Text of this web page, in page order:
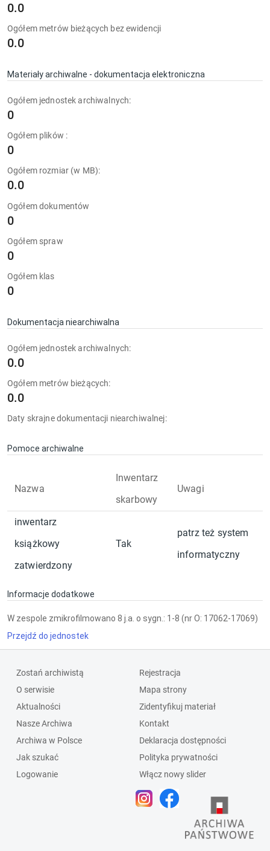
0.0
Ogółem metrów bieżących bez ewidencji
0.0
Materiały archiwalne - dokumentacja elektroniczna
Ogółem jednostek archiwalnych:
0
Ogółem plików :
0
Ogółem rozmiar (w MB):
0.0
Ogółem dokumentów
0
Ogółem spraw
0
Ogółem klas
0
Dokumentacja niearchiwalna
Ogółem jednostek archiwalnych:
0.0
Ogółem metrów bieżących:
0.0
Daty skrajne dokumentacji niearchiwalnej:
Pomoce archiwalne
Nazwa
Inwentarz
skarbowy
Uwagi
inwentarz
książkowy
zatwierdzony
Tak
patrz też system
informatyczny
Informacje dodatkowe
W zespole zmikrofilmowano 8 j.a. o sygn.: 1-8 (nr O: 17062-17069)
Przejdź do jednostek
Zostań archiwistą
O serwisie
Aktualności
Nasze Archiwa
Archiwa w Polsce
Jak szukać
Logowanie
Rejestracja
Mapa strony
Zidentyfikuj materiał
Kontakt
Deklaracja dostępności
Polityka prywatności
Włącz nowy slider